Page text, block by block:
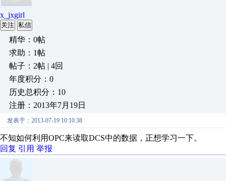
x_jxgirl
关注 私信
精华：0帖
求助：1帖
帖子：2帖 | 4回
年度积分：0
历史总积分：10
注册：2013年7月19日
发表于：2013-07-19 10:10:38
不知如何利用OPC来读取DCS中的数据，正想学习一下。
回复 引用 举报